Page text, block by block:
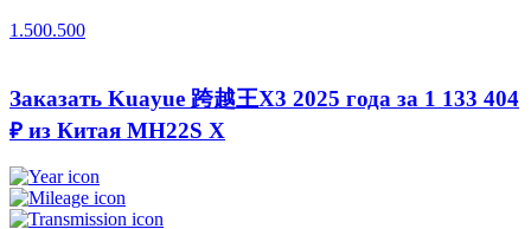
1.500.500
Заказать Kuayue 跨越王X3 2025 года за 1 133 404
₽ из Китая MH22S X